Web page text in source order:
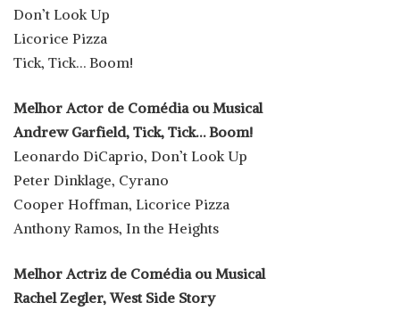
Don’t Look Up
Licorice Pizza
Tick, Tick… Boom!
Melhor Actor de Comédia ou Musical
Andrew Garfield, Tick, Tick… Boom!
Leonardo DiCaprio, Don’t Look Up
Peter Dinklage, Cyrano
Cooper Hoffman, Licorice Pizza
Anthony Ramos, In the Heights
Melhor Actriz de Comédia ou Musical
Rachel Zegler, West Side Story